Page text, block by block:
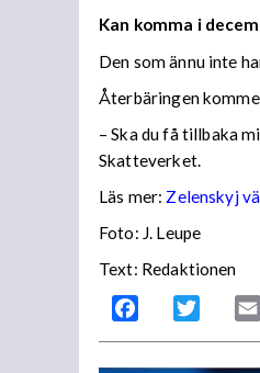
Kan komma i
Den som ännu inte
Återbäringen
– Ska du få tillbaka
Skatteverket.
Läs mer: Zelenskyj
Foto: J. Leupe
Text: Redaktionen
Facebook Twitter